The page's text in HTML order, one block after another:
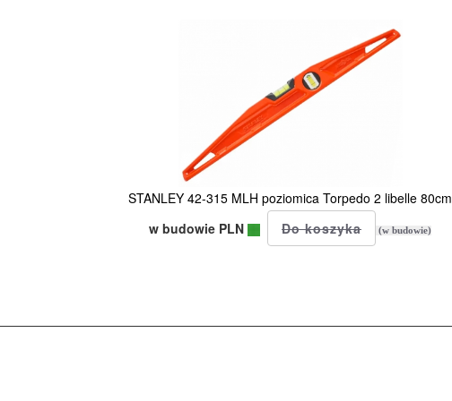
STANLEY 42-315 MLH poziomica Torpedo 2 libelle 80cm
w budowie PLN
(w budowie)